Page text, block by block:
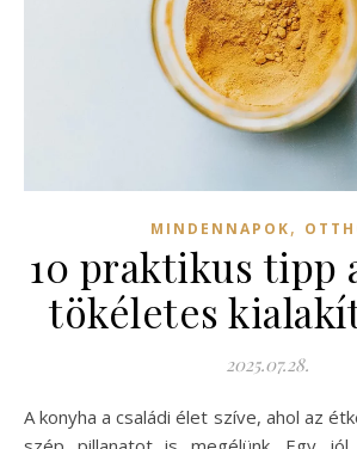
MINDENNAPOK,
10 praktikus tipp
tökéletes
2025.07.28.
A konyha a családi élet szíve, ahol az étkezések mellett sok